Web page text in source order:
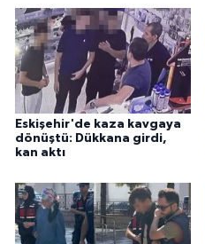
Eskişehir'de kaza kavgaya
dönüştü: Dükkana girdi,
kan aktı